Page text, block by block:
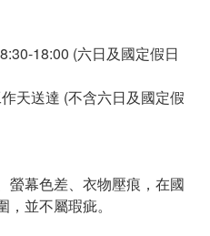
18:00 (六日及國定假日
天送達 (不含六日及國定假
螢幕色差、衣物壓痕，在國
並不屬瑕疵。